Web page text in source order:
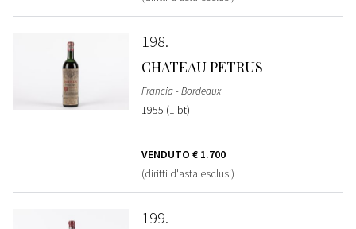
198
CHATEAU PETRUS
Francia - Bordeaux
1955 (1 bt)
VENDUTO € 1.700
(diritti d'asta esclusi)
199